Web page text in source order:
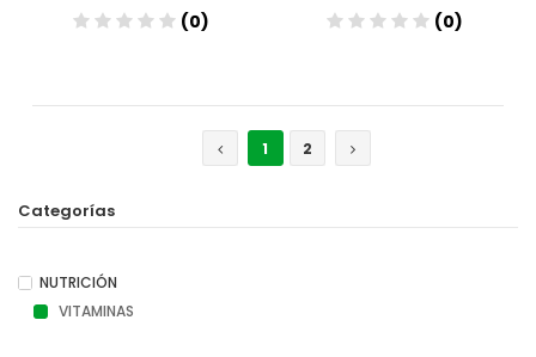
(0) (0)
1
2
Categorías
NUTRICIÓN
VITAMINAS